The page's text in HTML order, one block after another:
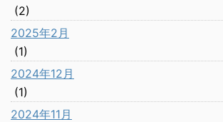
(2)
2025年2月
(1)
2024年12月
(1)
2024年11月